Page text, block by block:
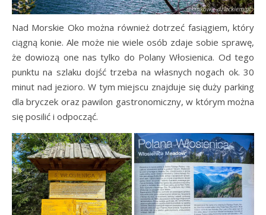
Nad Morskie Oko można również dotrzeć fasiągiem, który
ciągną konie. Ale może nie wiele osób zdaje sobie sprawę,
że dowiozą one nas tylko do Polany Włosienica. Od tego
punktu na szlaku dojść trzeba na własnych nogach ok. 30
minut nad jezioro. W tym miejscu znajduje się duży parking
dla bryczek oraz pawilon gastronomiczny, w którym można
się posilić i odpocząć.